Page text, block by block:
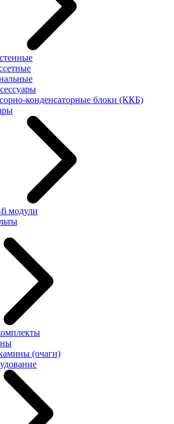
конденсаторные блоки (ККБ)
модули
(очаги)